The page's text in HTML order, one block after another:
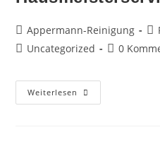
Beitrags-
Autor:
Appermann-Reinigung
Beitrags-
Uncategorized
Beitrags-
0
Weiterlesen